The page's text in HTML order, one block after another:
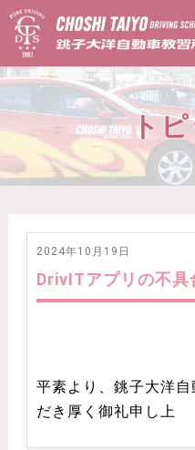
ト
2024年10月19日
DrivITアプリの不具
平素より、銚子大洋
だき厚く御礼申し上